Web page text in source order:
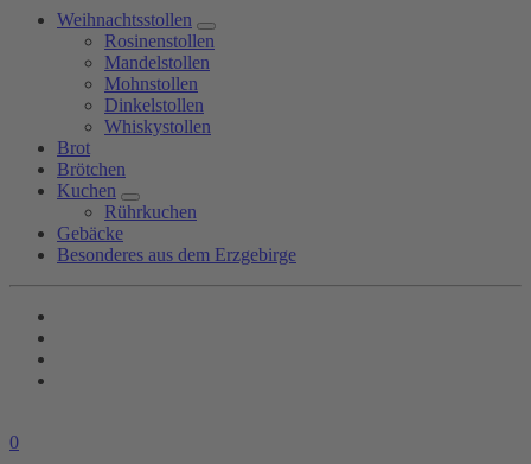
Weihnachtsstollen
Rosinenstollen
Mandelstollen
Mohnstollen
Dinkelstollen
Whiskystollen
Brot
Brötchen
Kuchen
Rührkuchen
Gebäcke
Besonderes aus dem Erzgebirge
0